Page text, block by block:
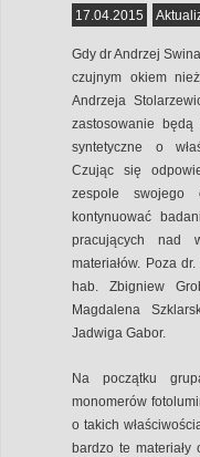
17.04.2015
Gdy dr Andrzej
czujnym okiem
Andrzeja
zastosowanie
syntetyczne o
Czując się
zespole swojego
kontynuować
pracujących nad
materiałów. Poza
hab. Zbigniew
Magdalena
Jadwiga Gabor.
Na początku
monomerów
o takich
bardzo te materiały